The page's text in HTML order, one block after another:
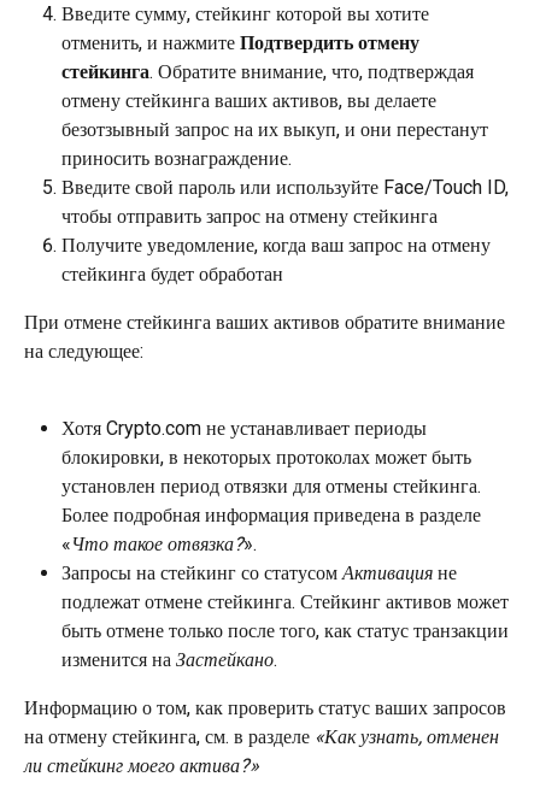
Введите сумму, стейкинг которой вы хотите
отменить, и нажмите Подтвердить отмену
стейкинга. Обратите внимание, что, подтверждая
отмену стейкинга ваших активов, вы делаете
безотзывный запрос на их выкуп, и они перестанут
приносить вознаграждение.
Введите свой пароль или используйте Face/Touch ID,
чтобы отправить запрос на отмену стейкинга
Получите уведомление, когда ваш запрос на отмену
стейкинга будет обработан
При отмене стейкинга ваших активов обратите внимание
на следующее:
Хотя Crypto.com не устанавливает периоды
блокировки, в некоторых протоколах может быть
установлен период отвязки для отмены стейкинга.
Более подробная информация приведена в разделе
«Что такое отвязка?».
Запросы на стейкинг со статусом Активация не
подлежат отмене стейкинга. Стейкинг активов может
быть отмене только после того, как статус транзакции
изменится на Застейкано.
Информацию о том, как проверить статус ваших запросов
на отмену стейкинга, см. в разделе «Как узнать, отменен
ли стейкинг моего актива?»